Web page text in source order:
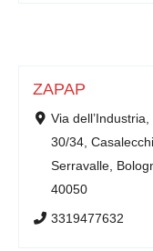
ZAPAP
Via dell’Industria,
30/34,
Serravalle,
40050
3319477632